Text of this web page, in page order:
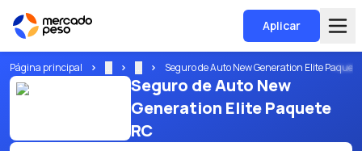
Aplicar
Página principal Seguro de Auto New Generation Elite Paquete
Seguro de Auto New
Generation Elite Paquete
RC